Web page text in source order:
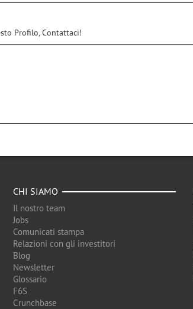
Profilo, Contattaci!
CHI SIAMO
Il nostro team
Jobs
Comunicati stampa
Relazioni con gli investitori
Blog
Newsletter
Glossario
F6S
Crunchbase